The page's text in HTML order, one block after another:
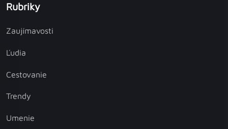
Rubriky
Zaujímavosti
Ľudia
Cestovanie
Trendy
Umenie